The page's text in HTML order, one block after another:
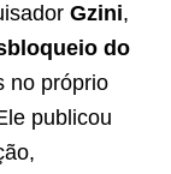
Gzini,
do
no próprio
publicou